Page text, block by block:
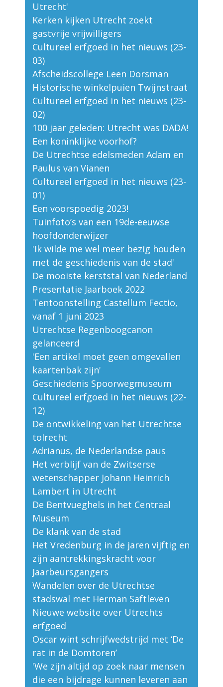
Utrecht'
Kerken kijken Utrecht zoekt
gastvrije vrijwilligers
Cultureel erfgoed in het nieuws (23-
03)
Afscheidscollege Leen Dorsman
Historische winkelpuien Twijnstraat
Cultureel erfgoed in het nieuws (23-
02)
100 jaar geleden: Utrecht was DADA!
Een koninklijke voorhof?
De Utrechtse edelsmeden Adam en
Paulus van Vianen
Cultureel erfgoed in het nieuws (23-
01)
Een voorspoedig 2023!
Tuinfoto’s van een 19de-eeuwse
hoofdonderwijzer
'Ik wilde me wel meer bezig houden
met de geschiedenis van de stad'
De mooiste kerststal van Nederland
Presentatie Jaarboek 2022
Tentoonstelling Castellum Fectio,
vanaf 1 juni 2023
Utrechtse Regenboogcanon
gelanceerd
'Een artikel moet geen omgevallen
kaartenbak zijn'
Geschiedenis Spoorwegmuseum
Cultureel erfgoed in het nieuws (22-
12)
De ontwikkeling van het Utrechtse
tolrecht
Adrianus, de Nederlandse paus
Het verblijf van de Zwitserse
wetenschapper Johann Heinrich
Lambert in Utrecht
De Bentvueghels in het Centraal
Museum
De klank van de stad
Het Vredenburg in de jaren vijftig en
zijn aantrekkingskracht voor
Jaarbeursgangers
Wandelen over de Utrechtse
stadswal met Herman Saftleven
Nieuwe website over Utrechts
erfgoed
Oscar wint schrijfwedstrijd met ‘De
rat in de Domtoren’
'We zijn altijd op zoek naar mensen
die een bijdrage kunnen leveren aan